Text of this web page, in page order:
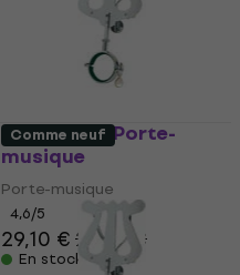
Ruka 37516 Porte-
musique
Porte-musique
4,6/5
29,10 €29,70 €
En stock
Comme neuf